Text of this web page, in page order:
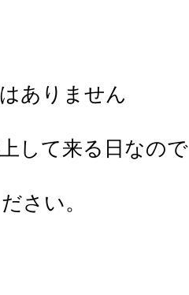
ありません
して来る日なので
さい。